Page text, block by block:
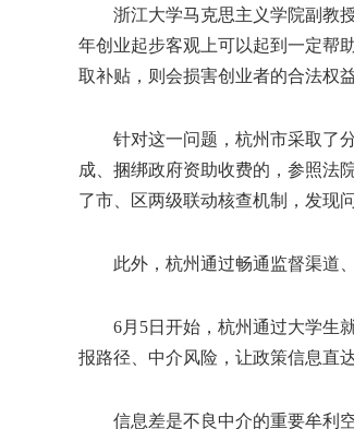
浙江大学马克思主义学院副教授
年创业起步客观上可以起到一定帮
取补贴，则会损害创业者的合法权
针对这一问题，杭州市采取了分
成、捆绑政府资助收费的，参照法
了市、区两级联动核查机制，发现
此外，杭州通过畅通监督渠道、
6月5日开始，杭州通过大学生就
报路径、中介风险，让政策信息直
信息差是不良中介的重要牟利空